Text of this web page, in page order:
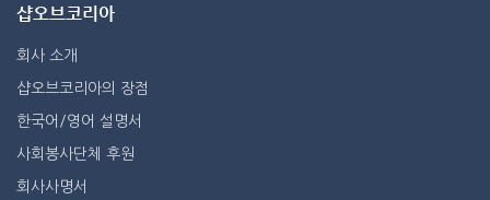
샵오브코리아
회사 소개
샵오브코리아의 장점
한국어/영어 설명서
사회봉사단체 후원
회사사명서